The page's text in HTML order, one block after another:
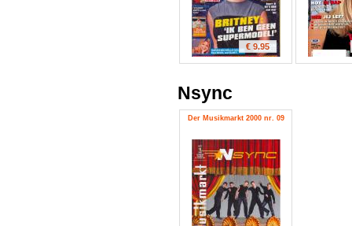
€ 9.95
Nsync
Der Musikmarkt 2000 nr. 09